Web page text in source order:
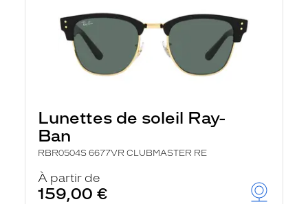
Lunettes de soleil Ray-
Ban
RBR0504S 6677VR CLUBMASTER RE
À partir de
159,00 €